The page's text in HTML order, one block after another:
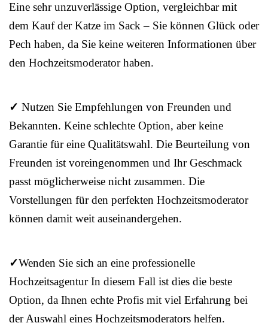
Eine sehr unzuverlässige Option, vergleichbar mit
dem Kauf der Katze im Sack – Sie können Glück oder
Pech haben, da Sie keine weiteren Informationen über
den Hochzeitsmoderator haben.
✓ Nutzen Sie Empfehlungen von Freunden und
Bekannten. Keine schlechte Option, aber keine
Garantie für eine Qualitätswahl. Die Beurteilung von
Freunden ist voreingenommen und Ihr Geschmack
passt möglicherweise nicht zusammen. Die
Vorstellungen für den perfekten Hochzeitsmoderator
können damit weit auseinandergehen.
✓Wenden Sie sich an eine professionelle
Hochzeitsagentur In diesem Fall ist dies die beste
Option, da Ihnen echte Profis mit viel Erfahrung bei
der Auswahl eines Hochzeitsmoderators helfen.